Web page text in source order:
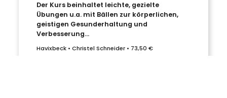
Der Kurs beinhaltet leichte, gezielte
Übungen u.a. mit Bällen zur körperlichen,
geistigen Gesunderhaltung und
Verbesserung...
Havixbeck • Christel Schneider • 73,50 €